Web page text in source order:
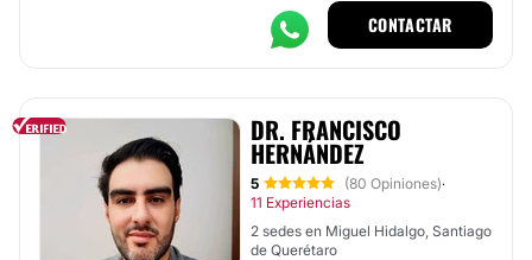
CONTACTAR
DR. FRANCISCO
HERNÁNDEZ
5 (80 Opiniones)·
11 Experiencias
2 sedes en Miguel Hidalgo, Santiago
de Querétaro